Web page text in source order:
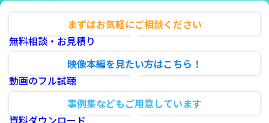
まずはお気軽にご相談ください
無料相談・お見積り
映像本編を見たい方はこちら！
動画のフル試聴
事例集などもご用意しています
資料ダウンロード